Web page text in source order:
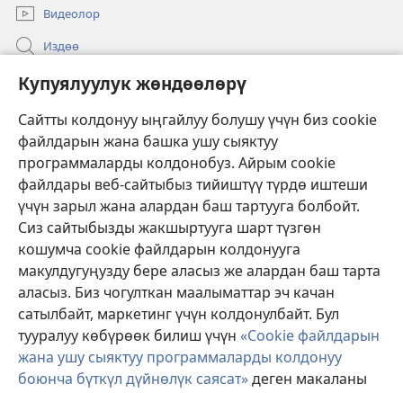
Купуялуулук жөндөөлөрү
Сайтты колдонуу ыңгайлуу болушу үчүн биз cookie
файлдарын жана башка ушу сыяктуу
программаларды колдонобуз. Айрым cookie
файлдары веб-сайтыбыз тийиштүү түрдө иштеши
үчүн зарыл жана алардан баш тартууга болбойт.
Сиз сайтыбызды жакшыртууга шарт түзгөн
кошумча cookie файлдарын колдонууга
макулдугуңузду бере аласыз же алардан баш тарта
аласыз. Биз чогулткан маалыматтар эч качан
сатылбайт, маркетинг үчүн колдонулбайт. Бул
тууралуу көбүрөөк билиш үчүн «Cookie файлдарын
жана ушу сыяктуу программаларды колдонуу
боюнча бүткүл дүйнөлүк саясат»деген макаланы
Видеолор
Издөө
Бийлик өкүлдөрү үчүн маалымат
Тартуулар
(жаңы
терезе
ачат)
ОНЛАЙН КИТЕПКАНА
(жаңы
терезе
ачат) JW Hub
(жаңы
терезе
ачат) JW Library
Watchtower Library